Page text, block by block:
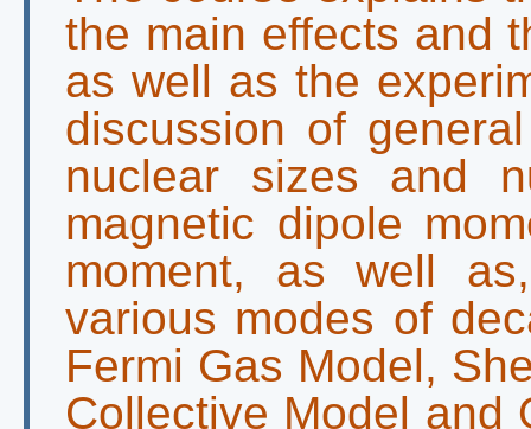
the main effects and
as well as the
discussion of
nuclear sizes and
magnetic dipole
moment, as well
various modes of
Fermi Gas Model,
Collective Model and